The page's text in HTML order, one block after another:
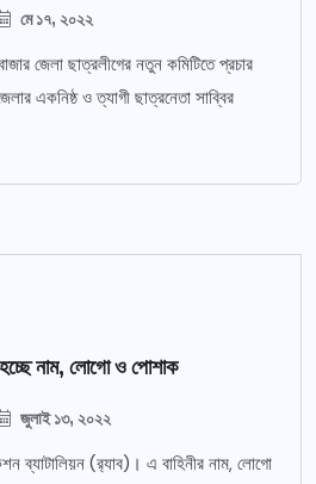
মে ১৭, ২০২২
জেলা ছাত্রলীগের নতুন কমিটিতে প্রচার
একনিষ্ঠ ও ত্যাগী ছাত্রনেতা সাব্বির
হচ্ছে নাম, লোগো ও পোশাক
জুলাই ১৩, ২০২২
ব্যাটালিয়ন (র‌্যাব)। এ বাহিনীর নাম, লোগো